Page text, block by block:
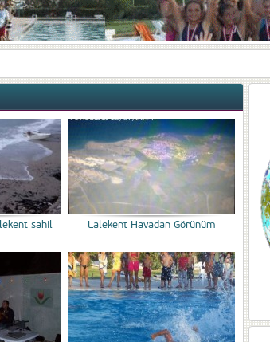
sahil
Lalekent Havadan Görünüm